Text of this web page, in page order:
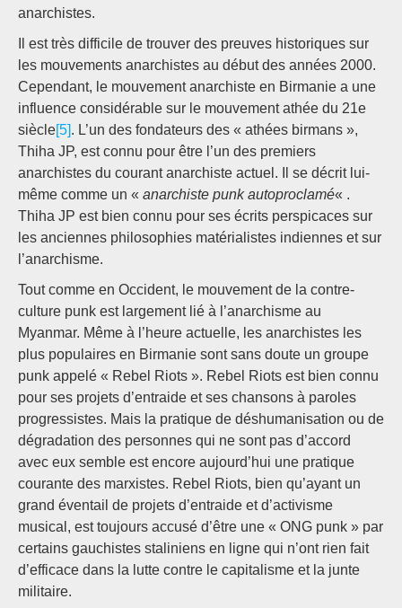
anarchistes.
Il est très difficile de trouver des preuves historiques sur
les mouvements anarchistes au début des années 2000.
Cependant, le mouvement anarchiste en Birmanie a une
influence considérable sur le mouvement athée du 21e
siècle[5]. L’un des fondateurs des « athées birmans »,
Thiha JP, est connu pour être l’un des premiers
anarchistes du courant anarchiste actuel. Il se décrit lui-
même comme un « anarchiste punk autoproclamé« .
Thiha JP est bien connu pour ses écrits perspicaces sur
les anciennes philosophies matérialistes indiennes et sur
l’anarchisme.
Tout comme en Occident, le mouvement de la contre-
culture punk est largement lié à l’anarchisme au
Myanmar. Même à l’heure actuelle, les anarchistes les
plus populaires en Birmanie sont sans doute un groupe
punk appelé « Rebel Riots ». Rebel Riots est bien connu
pour ses projets d’entraide et ses chansons à paroles
progressistes. Mais la pratique de déshumanisation ou de
dégradation des personnes qui ne sont pas d’accord
avec eux semble est encore aujourd’hui une pratique
courante des marxistes. Rebel Riots, bien qu’ayant un
grand éventail de projets d’entraide et d’activisme
musical, est toujours accusé d’être une « ONG punk » par
certains gauchistes staliniens en ligne qui n’ont rien fait
d’efficace dans la lutte contre le capitalisme et la junte
militaire.